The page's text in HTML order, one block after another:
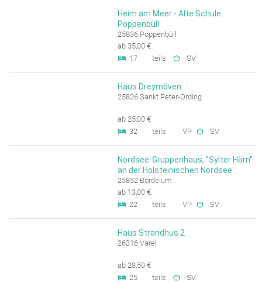
Heim am Meer - Alte Schule
Poppenbüll
25836 Poppenbüll
ab 35,00 €
17
teils SV
Haus Dreymöven
25826 Sankt Peter-Ording
ab 25,00 €
32
teils VP SV
Nordsee-Gruppenhaus, "Sylter Hörn"
an der Holsteinischen Nordsee
25852 Bordelum
ab 13,00 €
22
teils VP SV
Haus Strandhus 2
26316 Varel
ab 28,50 €
25
teils SV